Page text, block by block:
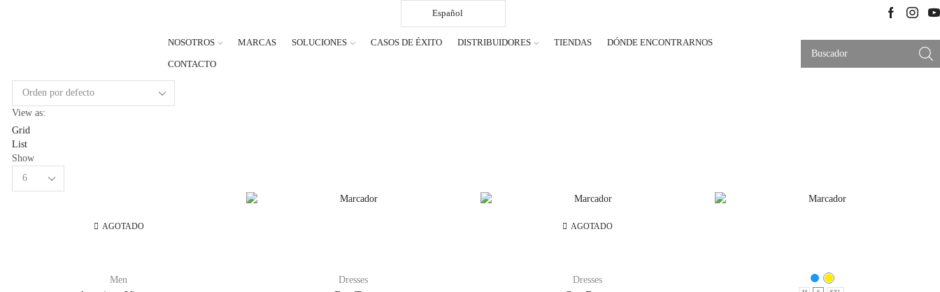
Español
NOSOTROS MARCAS SOLUCIONES CASOS DE ÉXITO DISTRIBUIDORES TIENDAS DÓNDE ENCONTRARNOS
CONTACTO
View as:
Grid
List
Show
AGOTADO
Men Dresses
AGOTADO
Dresses